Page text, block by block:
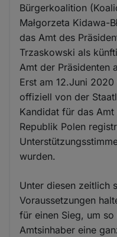
Bürgerkoalition
Małgorzeta Kidawa-
das Amt des
Trzaskowski als
Amt der Präsidenten
Erst am 12.Juni
offiziell von der
Kandidat für das
Republik Polen
wurden.
Unter diesen zeitlich
Voraussetzungen
für einen Sieg, um
Amtsinhaber eine